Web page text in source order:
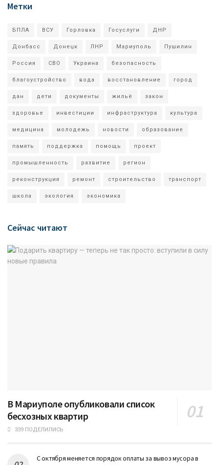
Метки
БПЛА ВСУ Горловка Госуслуги ДНР
Донбасс Донецк ЛНР Мариуполь Пушилин
Россия СВО Украина безопасность
благоустройство вода восстановление город
дан дети документы жильё закон
здоровье инвестиции инфраструктура культура
медицина молодежь новости образование
память поддержка помощь проект
промышленность развитие регион
реконструкция ремонт строительство транспорт
школа экология экономика
Сейчас читают
В Мариуполе опубликовали список
бесхозных квартир
339 ПОДЕЛИЛИСЬ
С октября меняется порядок оплаты за вывоз мусора в